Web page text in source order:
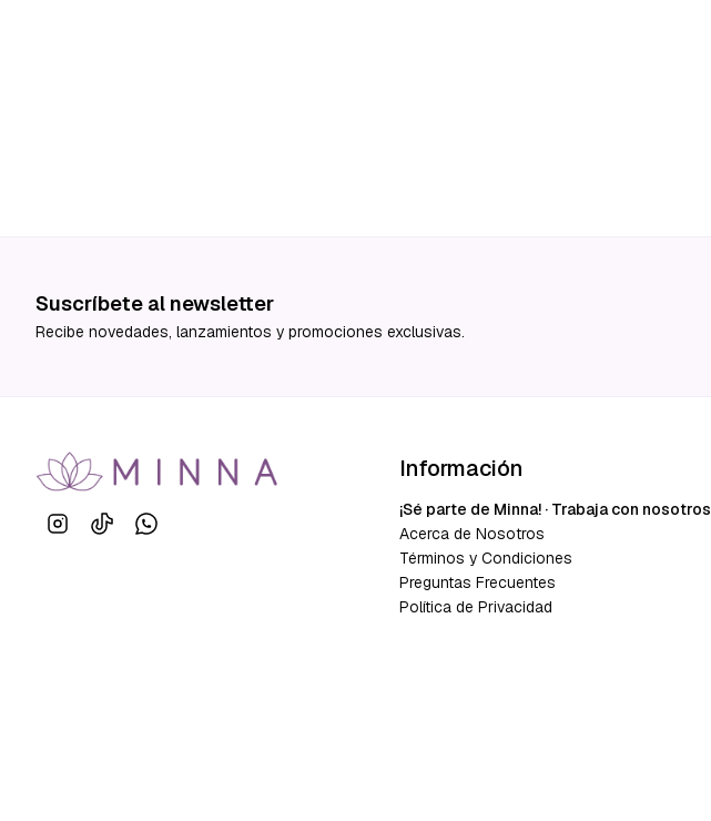
Suscríbete al newsletter
Recibe novedades, lanzamientos y promociones exclusivas.
Información
¡Sé parte de Minna! · Trabaja con nosotros
Acerca de Nosotros
Términos y Condiciones
Preguntas Frecuentes
Política de Privacidad